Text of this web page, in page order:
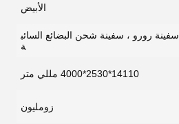
الأبيض
سفينة رورو ، سفينة شحن البضائع السائب
ة
14110*2530*4000 مللي متر
زومليون